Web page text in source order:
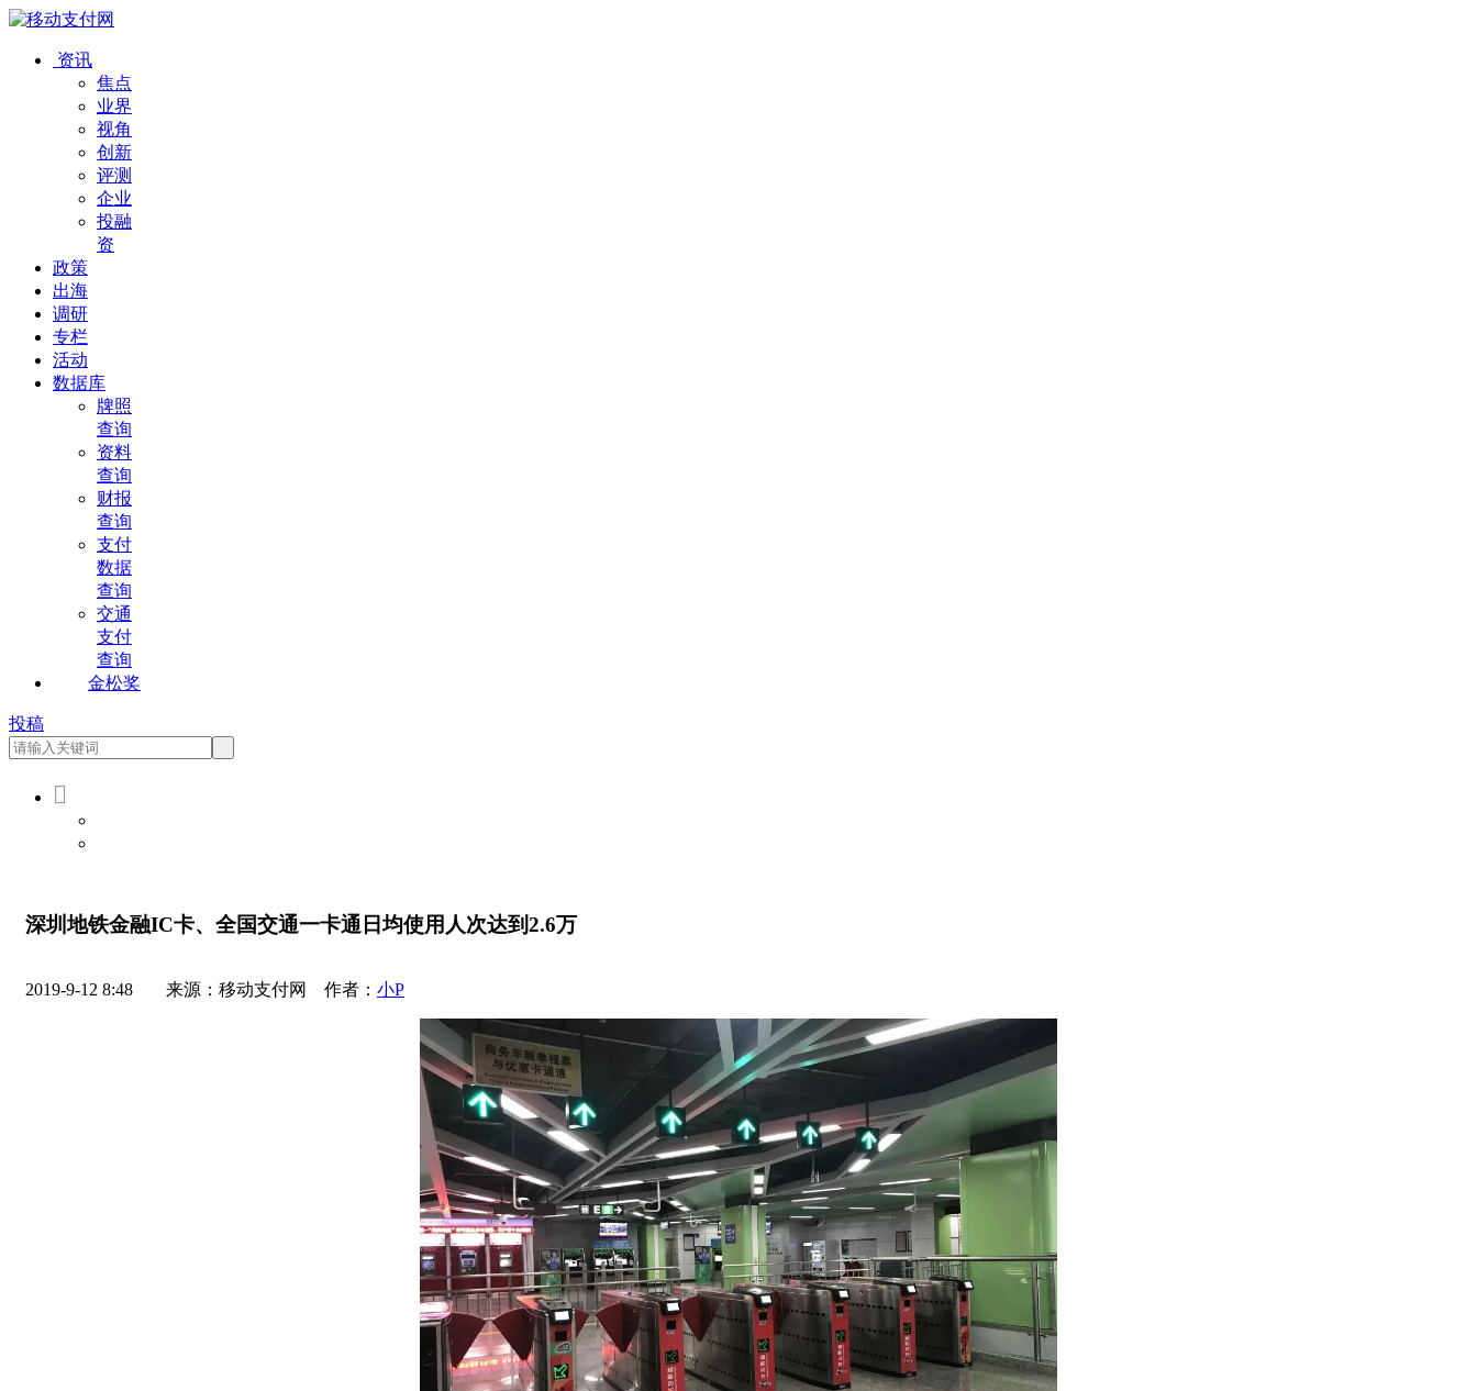
资讯
焦点
业界
视角
创新
评测
企业
投融
资
政策
出海
调研
专栏
活动
数据库
牌照
查询
资料
查询
财报
查询
支付
数据
查询
交通
支付
查询
金松奖
投稿

深圳地铁金融IC卡、全国交通一卡通日均使用人次达到2.6万
2019-9-12 8:48 来源：移动支付网 作者： 小P